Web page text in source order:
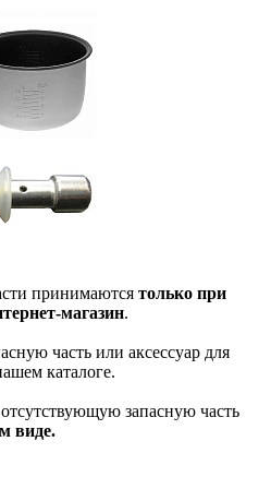
принимаются только при
магазин.
часть или аксессуар для
каталоге.
запасную часть
виде.